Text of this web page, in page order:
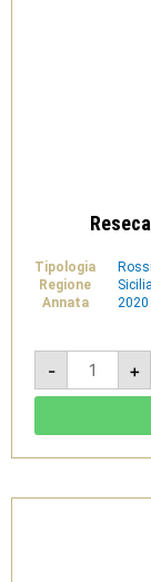
Tipologia
Rossi
Regione
Sicilia
Annata
2020
-
Reseca
2020
-
DOC
Gulfi
+